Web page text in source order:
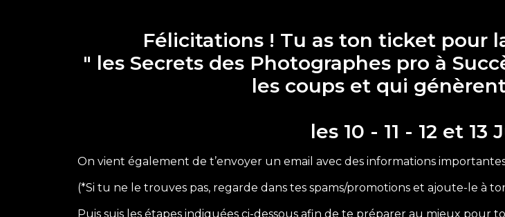
Félicitations ! Tu as ton ticket pour
" les Secrets des Photographes pro à
les coups et qui
les 10 - 11 - 12 et 13
On vient également de t’envoyer un email avec des informations
(*Si tu ne le trouves pas, regarde dans tes spams/promotions et ajoute-le à
Puis suis les étapes indiquées ci-dessous afin de te préparer au mieux pour